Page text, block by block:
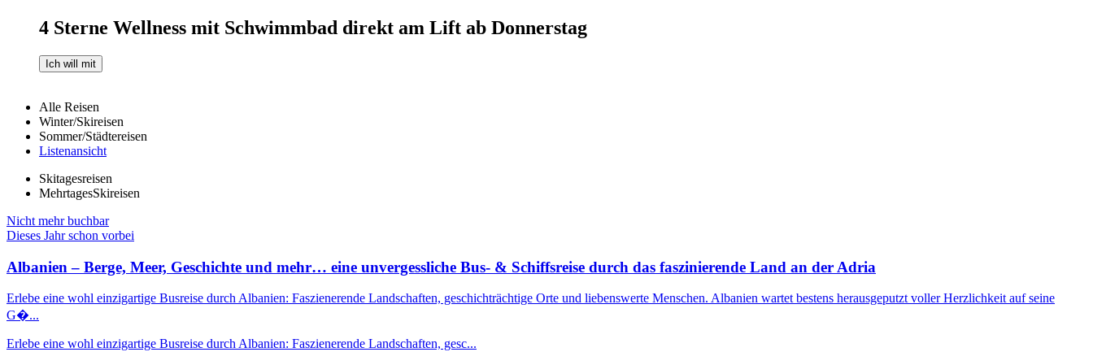
4 Sterne Wellness mit Schwimmbad direkt am Lift ab Donnerstag
Ich will mit
Alle Reisen
Winter/Skireisen
Sommer/Städtereisen
Listenansicht
Skitagesreisen
MehrtagesSkireisen
Nicht mehr buchbar
Dieses Jahr schon vorbei
Albanien – Berge, Meer, Geschichte und mehr… eine unvergessliche Bus- & Schiffsreise durch das faszinierende Land an der Adria
Erlebe eine wohl einzigartige Busreise durch Albanien: Faszienerende Landschaften, geschichträchtige Orte und liebenswerte Menschen. Albanien wartet bestens herausgeputzt voller Herzlichkeit auf seine
G�...
Erlebe eine wohl einzigartige Busreise durch Albanien: Faszienerende Landschaften, gesc...